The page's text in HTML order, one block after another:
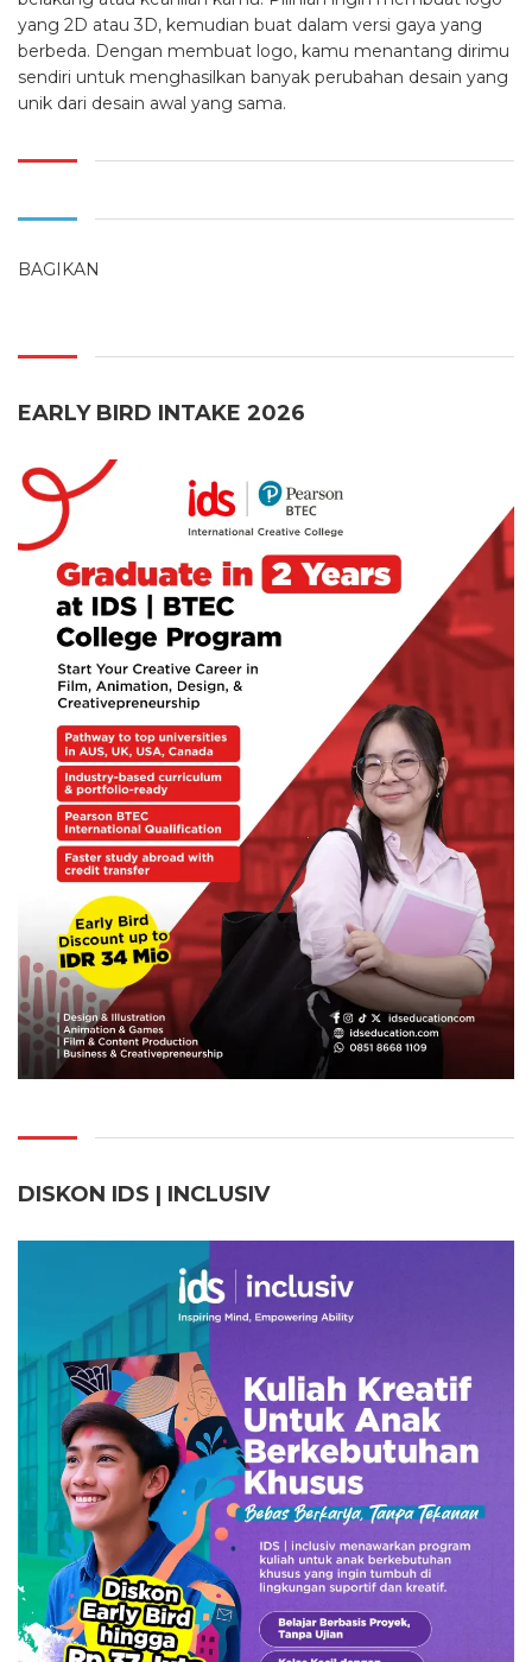
yang 2D atau 3D, kemudian buat dalam versi gaya yang
berbeda. Dengan membuat logo, kamu menantang dirimu
sendiri untuk menghasilkan banyak perubahan desain yang
unik dari desain awal yang sama.
BAGIKAN
EARLY BIRD INTAKE 2026
DISKON IDS | INCLUSIV